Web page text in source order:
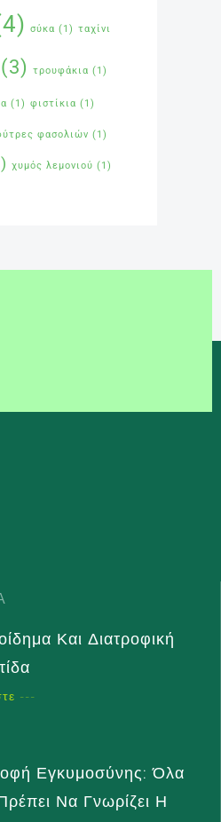
σύκα (1) ταχίνι
(3) τρουφάκια (1)
(1) φιστίκια (1)
φασολιών (1)
χυμός λεμονιού (1)
Και Διατροφική
---
Εγκυμοσύνης: Όλα
Να Γνωρίζει Η